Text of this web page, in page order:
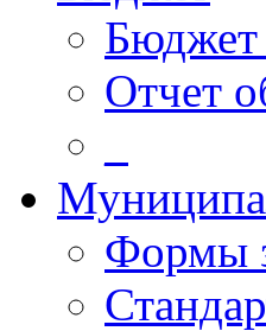
Бюджет
Отчет
Формы